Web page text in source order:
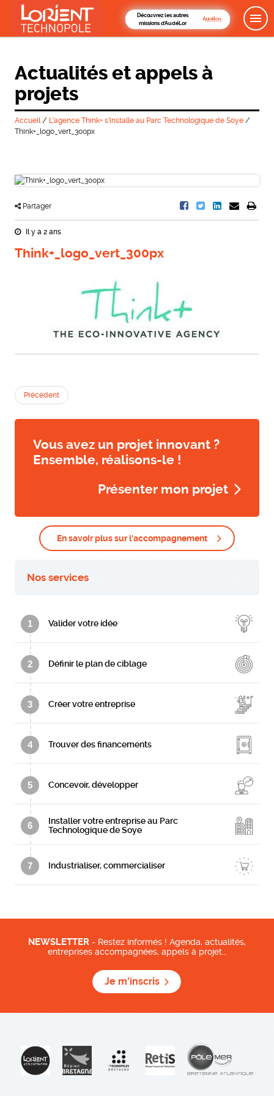
Découvrez les autres
missions d'AudéLor
Actualités et appels à
projets
Accueil/ L’agence Think+ s’installe au Parc Technologique de Soye/
Think+_logo_vert_300px
Partager
Il y a 2 ans
Think+_logo_vert_300px
Précédent
Vous avez un projet innovant ?
Ensemble, réalisons-le !
Présenter mon projet
En savoir plus sur l'accompagnement
Nos services
1 Valider votre idée
2 Définir le plan de ciblage
3 Créer votre entreprise
4 Trouver des financements
5 Concevoir, développer
6
Installer votre entreprise au Parc
Technologique de Soye
7 Industrialiser, commercialiser
NEWSLETTER - Restez informés ! Agenda, actualités,
entreprises accompagnées, appels à projet…
Je m'inscris